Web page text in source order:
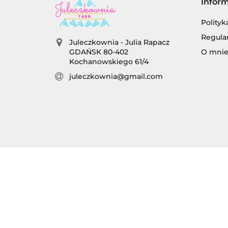
Juleczkownia - Julia Rapacz
GDAŃSK 80-402
Kochanowskiego 61/4
juleczkownia@gmail.com
O mnie